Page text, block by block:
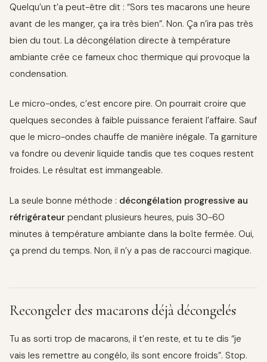
Quelqu’un t’a peut-être dit : “Sors tes macarons une heure
avant de les manger, ça ira très bien”. Non. Ça n’ira pas très
bien du tout. La décongélation directe à température
ambiante crée ce fameux choc thermique qui provoque la
condensation.
Le micro-ondes, c’est encore pire. On pourrait croire que
quelques secondes à faible puissance feraient l’affaire. Sauf
que le micro-ondes chauffe de manière inégale. Ta garniture
va fondre ou devenir liquide tandis que tes coques restent
froides. Le résultat est immangeable.
La seule bonne méthode : décongélation progressive au
réfrigérateur pendant plusieurs heures, puis 30-60
minutes à température ambiante dans la boîte fermée. Oui,
ça prend du temps. Non, il n’y a pas de raccourci magique.
Recongeler des macarons déjà décongelés
Tu as sorti trop de macarons, il t’en reste, et tu te dis “je
vais les remettre au congélo, ils sont encore froids”. Stop.